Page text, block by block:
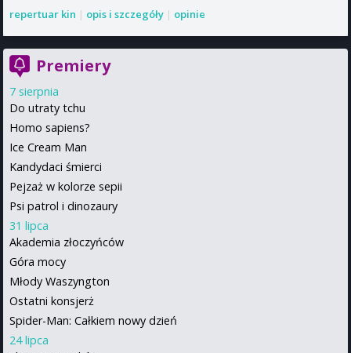
repertuar kin | opis i szczegóły | opinie
Premiery
7 sierpnia
Do utraty tchu
Homo sapiens?
Ice Cream Man
Kandydaci śmierci
Pejzaż w kolorze sepii
Psi patrol i dinozaury
31 lipca
Akademia złoczyńców
Góra mocy
Młody Waszyngton
Ostatni konsjerż
Spider-Man: Całkiem nowy dzień
24 lipca